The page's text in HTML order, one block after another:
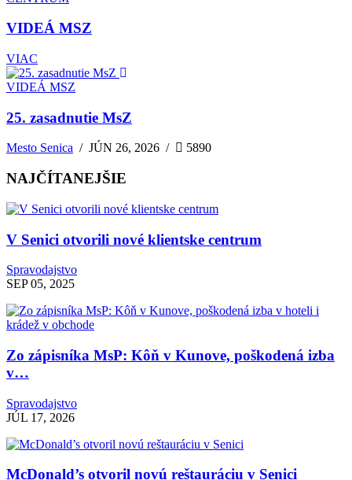
VIDEÁ MSZ
VIAC
VIDEÁ MSZ
25. zasadnutie MsZ
Mesto Senica /JÚN 26, 2026 / 5890
NAJČÍTANEJŠIE
V Senici otvorili nové klientske centrum
Spravodajstvo
SEP 05, 2025
Zo zápisníka MsP: Kôň v Kunove, poškodená izba
v…
Spravodajstvo
JÚL 17, 2026
McDonald’s otvoril novú reštauráciu v Senici